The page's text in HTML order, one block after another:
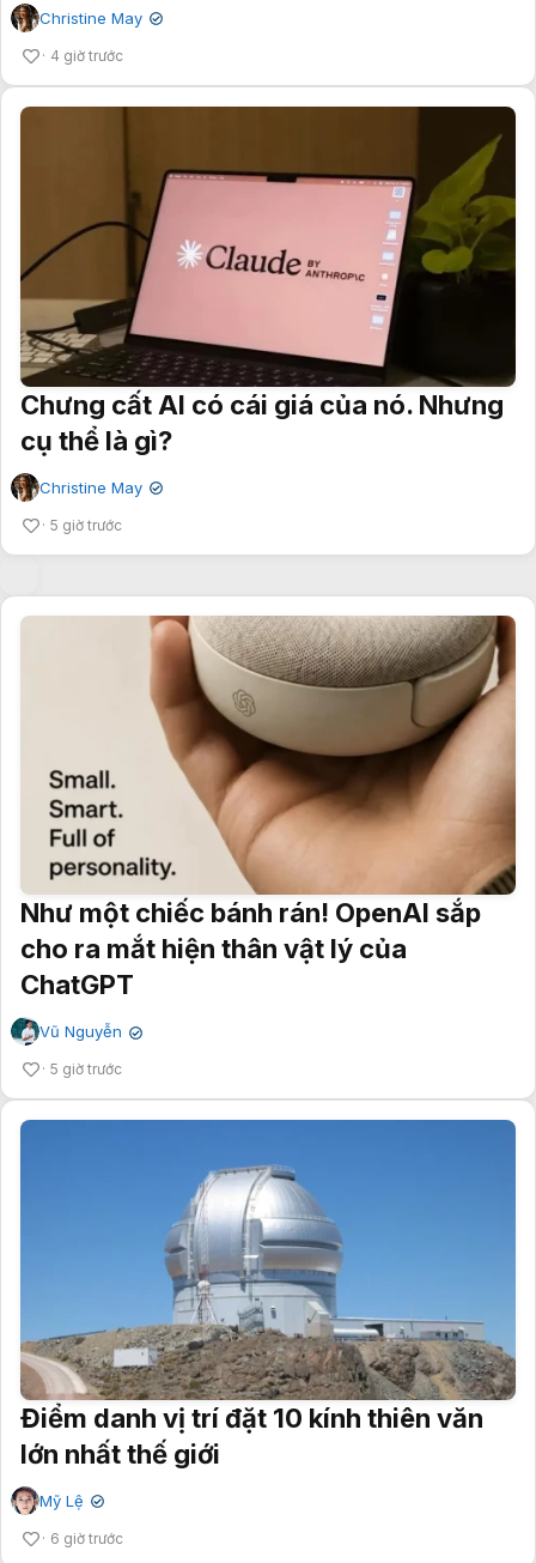
Christine May ✔
4 giờ trước
Chưng cất AI có cái giá của nó. Nhưng
cụ thể là gì?
Christine May ✔
5 giờ trước
Như một chiếc bánh rán! OpenAI sắp
cho ra mắt hiện thân vật lý của
ChatGPT
Vũ Nguyễn ✔
5 giờ trước
Điểm danh vị trí đặt 10 kính thiên văn
lớn nhất thế giới
Mỹ Lệ ✔
6 giờ trước